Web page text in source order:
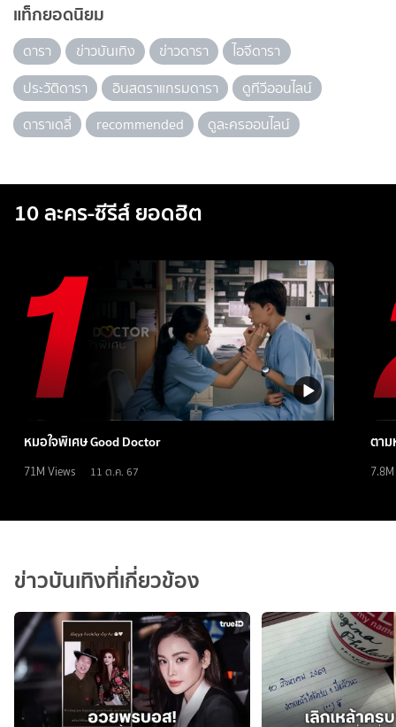
แท็กยอดนิยม
ดารา ข่าวบันเทิง ข่าวดารา
ไอจีดารา
ประวัติดารา
อินสตราแกรมดารา
ดูทีวีออนไลน์
ดาราเดลี่
recommended ดูละครออนไลน์
10 ละคร-ซีรีส์ ยอดฮิต
หมอใจพิเศษ Good Doctor
71M Views 11 ต.ค. 67
ตาม
7.8M
ข่าวบันเทิงที่เกี่ยวข้อง